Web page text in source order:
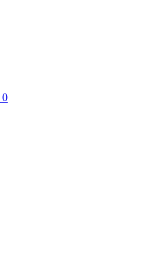
0